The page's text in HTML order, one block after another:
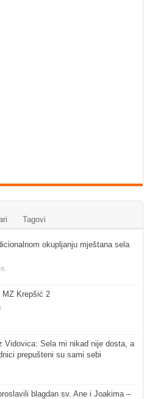
Tagovi
okupljanju mještana sela
MZ Krepšić 2
Vidovica: Sela mi nikad nije dosta, a
prepušteni su sami sebi
blagdan sv. Ane i Joakima –